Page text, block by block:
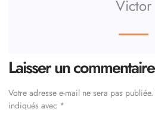
Victor
Laisser un commentaire
Votre adresse e-mail ne sera pas publiée.
indiqués avec *